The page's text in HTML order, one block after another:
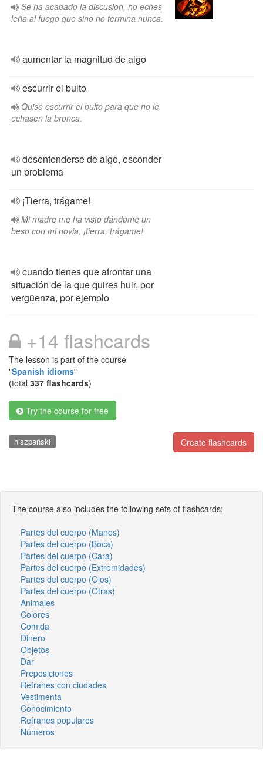
Se ha acabado la discusión, no eches
leña al fuego que sino no termina nunca.
aumentar la magnitud de algo
escurrir el bulto
Quiso escurrir el bulto para que no le
echasen la bronca.
desentenderse de algo, esconder
un problema
¡Tierra, trágame!
Mi madre me ha visto dándome un
beso con mi novia, ¡tierra, trágame!
cuando tienes que afrontar una
situación de la que quires huir, por
vergüenza, por ejemplo
+14 flashcards
The lesson is part of the course
"Spanish idioms"
(total 337 flashcards)
Try the course for free
Create flashcards
hiszpański
The course also includes the following sets of flashcards:
Partes del cuerpo (Manos)
Partes del cuerpo (Boca)
Partes del cuerpo (Cara)
Partes del cuerpo (Extremidades)
Partes del cuerpo (Ojos)
Partes del cuerpo (Otras)
Animales
Colores
Comida
Dinero
Objetos
Dar
Preposiciones
Refranes con ciudades
Vestimenta
Conocimiento
Refranes populares
Números